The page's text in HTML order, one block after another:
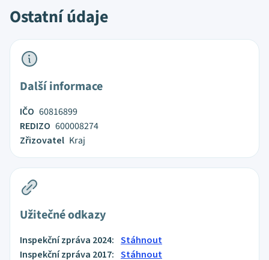
Ostatní údaje
Další informace
IČO 60816899
REDIZO 600008274
Zřizovatel Kraj
Užitečné odkazy
Inspekční zpráva 2024: Stáhnout
Inspekční zpráva 2017: Stáhnout